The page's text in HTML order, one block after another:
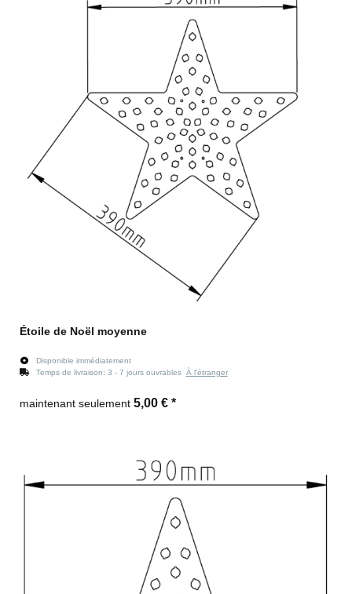
Étoile de Noël moyenne
Disponible immédiatement
Temps de livraison: 3 - 7 jours ouvrables À l'étranger
maintenant seulement 5,00 € *